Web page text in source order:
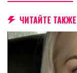
ЧИТАЙТЕ ТАКЖЕ